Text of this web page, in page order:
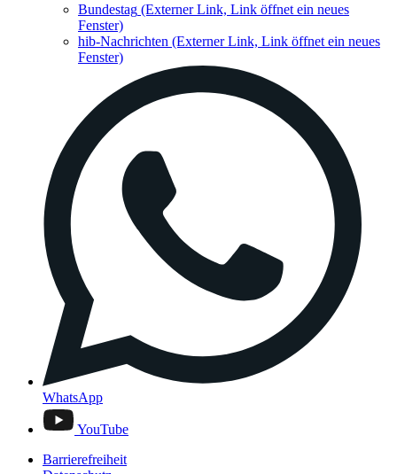
Bundestag (Externer Link, Link öffnet ein neues
Fenster)
hib-Nachrichten (Externer Link, Link öffnet ein neues
Fenster)
WhatsApp
YouTube
Barrierefreiheit